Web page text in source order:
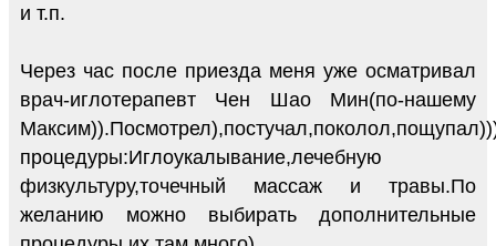
и т.п.
Через час после приезда меня уже осматривал
врач-иглотерапевт Чен Шао Мин(по-нашему
процедуры:Иглоукалывание,лечебную
физкультуру,точечный массаж и травы.По
желанию можно выбирать дополнительные